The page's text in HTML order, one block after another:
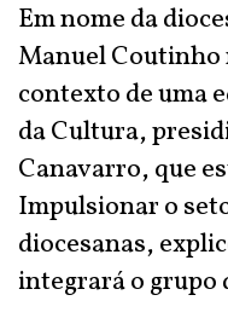
Em nome da
Manuel Coutinho
contexto de uma
da Cultura,
Canavarro, que
Impulsionar o
diocesanas,
integrará o grupo